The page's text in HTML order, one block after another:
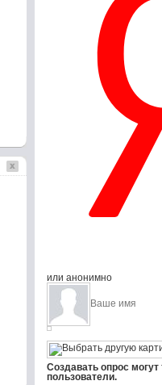
или анонимно
Создавать опрос
пользователи.